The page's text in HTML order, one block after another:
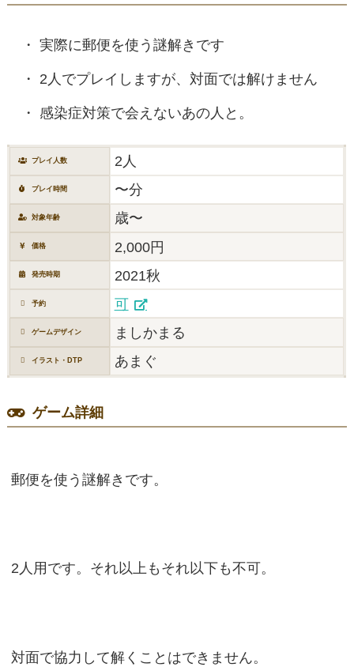
実際に郵便を使う謎解きです
2人でプレイしますが、対面では解けません
感染症対策で会えないあの人と。
プレイ人数 2人
プレイ時間 〜分
対象年齢 歳〜
価格 2,000円
発売時期 2021秋
予約 可
ゲームデザイン ましかまる
イラスト・DTP あまぐ
ゲーム詳細
郵便を使う謎解きです。
2人用です。それ以上もそれ以下も不可。
対面で協力して解くことはできません。